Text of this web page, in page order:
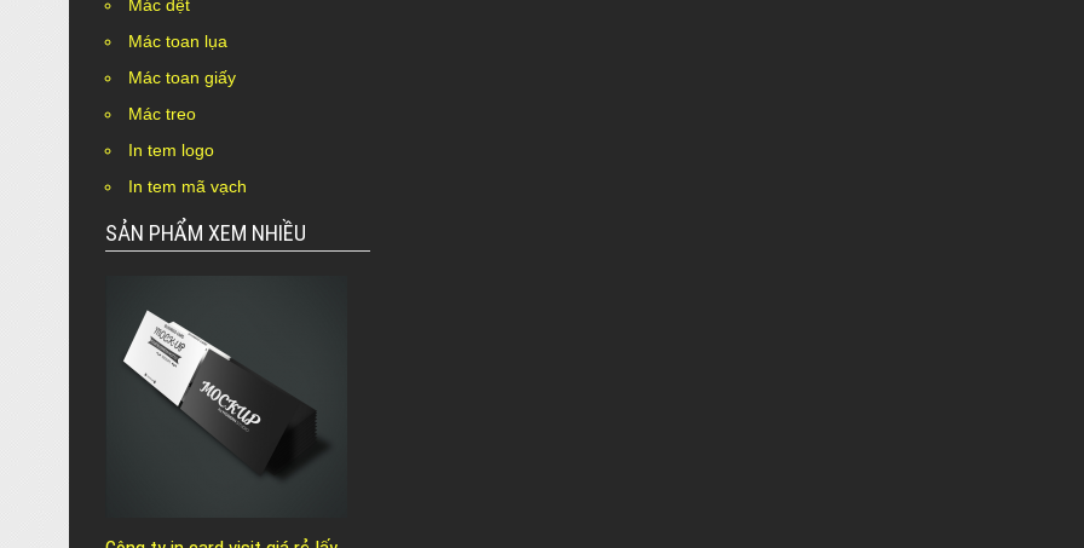
Mác dệt
Mác toan lụa
Mác toan giấy
Mác treo
In tem logo
In tem mã vạch
SẢN PHẨM XEM NHIỀU